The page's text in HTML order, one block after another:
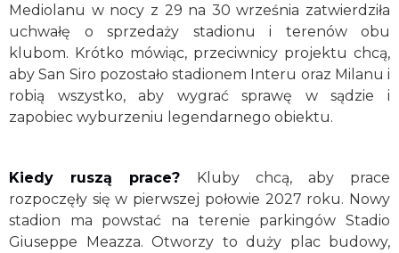
Mediolanu w nocy z 29 na 30 września zatwierdziła
uchwałę o sprzedaży stadionu i terenów obu
klubom. Krótko mówiąc, przeciwnicy projektu chcą,
aby San Siro pozostało stadionem Interu oraz Milanu i
robią wszystko, aby wygrać sprawę w sądzie i
zapobiec wyburzeniu legendarnego obiektu.
Kiedy ruszą prace? Kluby chcą, aby prace
rozpoczęły się w pierwszej połowie 2027 roku. Nowy
stadion ma powstać na terenie parkingów Stadio
Giuseppe Meazza. Otworzy to duży plac budowy,